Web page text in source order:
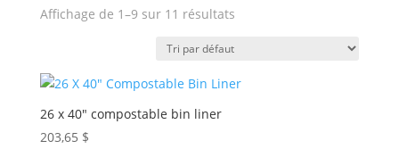
Affichage de 1–9 sur 11 résultats
26 x 40″ compostable bin liner
203,65 $